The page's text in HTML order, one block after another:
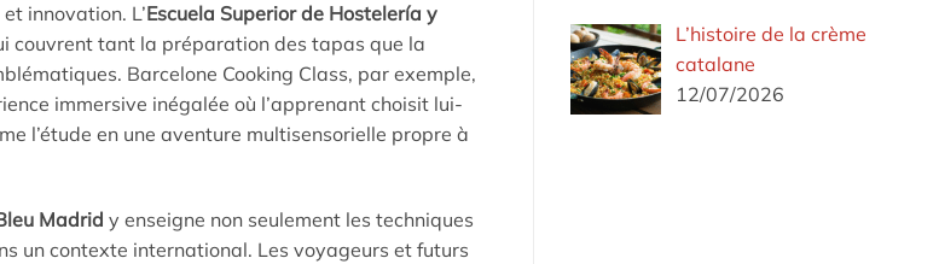
innovation. L’Escuela Superior de Hostelería y
couvrent tant la préparation des tapas que la
Barcelone Cooking Class, par exemple,
immersive inégalée où l’apprenant choisit lui-
l’étude en une aventure multisensorielle propre à
Madrid y enseigne non seulement les techniques
un contexte international. Les voyageurs et futurs
L’histoire de la crème
catalane
12/07/2026